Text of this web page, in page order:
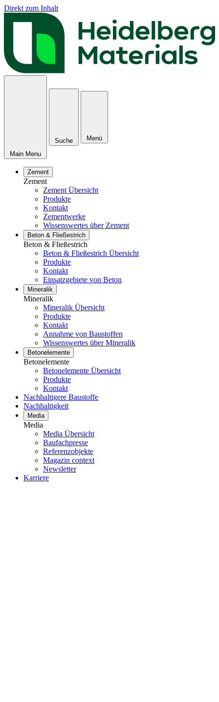
Direkt zum Inhalt
Main Menu
Suche Menü
Zement
Zement
Zement Übersicht
Produkte
Kontakt
Zementwerke
Wissenswertes über Zement
Beton & Fließestrich
Beton & Fließestrich
Beton & Fließestrich Übersicht
Produkte
Kontakt
Einsatzgebiete von Beton
Mineralik
Mineralik
Mineralik Übersicht
Produkte
Kontakt
Annahme von Baustoffen
Wissenswertes über Mineralik
Betonelemente
Betonelemente
Betonelemente Übersicht
Produkte
Kontakt
Nachhaltigere Baustoffe
Nachhaltigkeit
Media
Media
Media Übersicht
Baufachpresse
Referenzobjekte
Magazin context
Newsletter
Karriere